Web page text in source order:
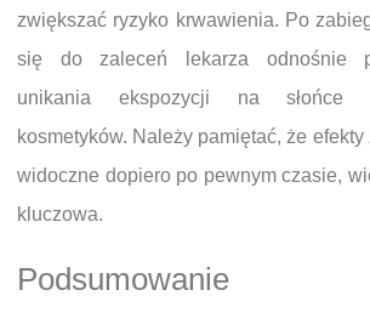
zwiększać ryzyko krwawienia. Po
się do zaleceń lekarza odnośnie
unikania ekspozycji na słońce
kosmetyków. Należy pamiętać, że
widoczne dopiero po pewnym czasie,
kluczowa.
Podsumowanie